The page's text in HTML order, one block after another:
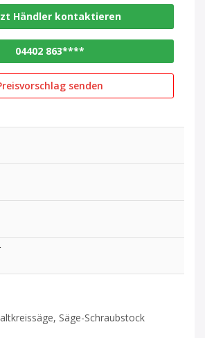
Händler kontaktieren
04402 863****
senden
Säge-Schraubstock